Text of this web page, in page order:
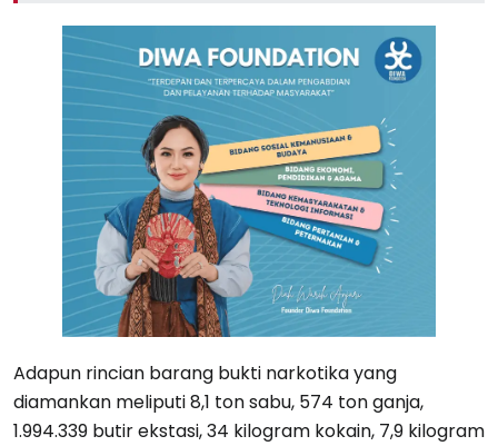
Adapun rincian barang bukti narkotika yang
diamankan meliputi 8,1 ton sabu, 574 ton ganja,
1.994.339 butir ekstasi, 34 kilogram kokain, 7,9 kilogram